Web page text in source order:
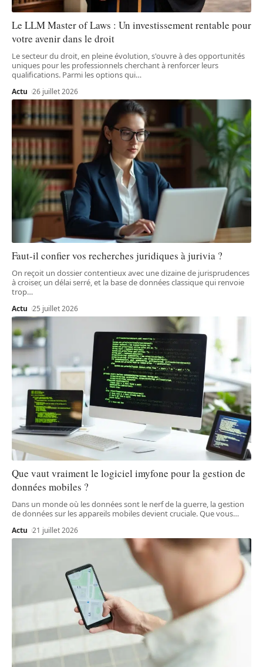
Le LLM Master of Laws : Un investissement rentable pour
votre avenir dans le droit
Le secteur du droit, en pleine évolution, s'ouvre à des opportunités
uniques pour les professionnels cherchant à renforcer leurs
qualifications. Parmi les options qui…
Actu 26 juillet 2026
Faut-il confier vos recherches juridiques à jurivia ?
On reçoit un dossier contentieux avec une dizaine de jurisprudences
à croiser, un délai serré, et la base de données classique qui renvoie
trop…
Actu 25 juillet 2026
Que vaut vraiment le logiciel imyfone pour la gestion de
données mobiles ?
Dans un monde où les données sont le nerf de la guerre, la gestion
de données sur les appareils mobiles devient cruciale. Que vous…
Actu 21 juillet 2026